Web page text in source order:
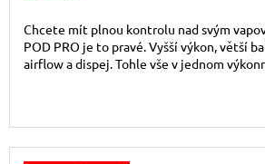
Chcete mít plnou kontrolu nad svým
POD PRO je to pravé. Vyšší výkon, větší
airflow a dispej. Tohle vše v jednom